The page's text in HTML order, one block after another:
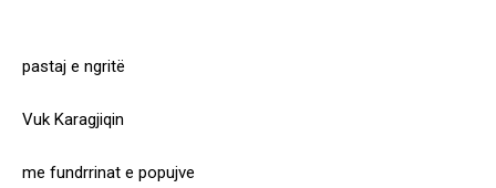
pastaj e ngritë
Vuk Karagjiqin
me fundrrinat e popujve